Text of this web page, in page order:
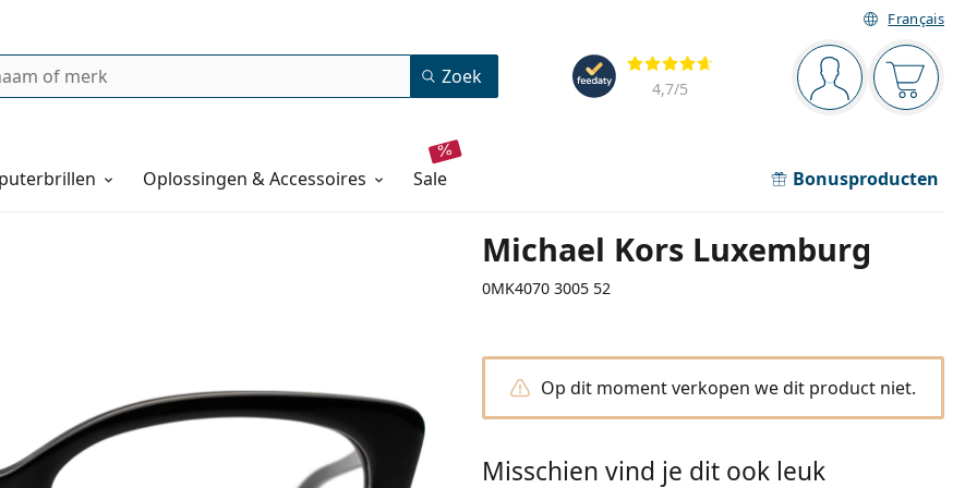
Français
Navigatie
Je bent ingelogd
Jouw
Beoordelingen
4,7/5
Zoek
Oplossingen & Accessoires sale Bonusproducten
Michael Kors Luxemburg
0MK4070 3005 52
Op dit moment verkopen we dit product niet.
Misschien vind je dit ook leuk